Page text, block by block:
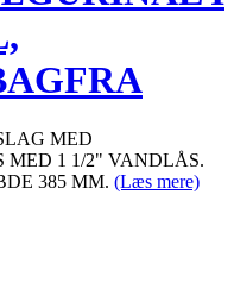
MED
MED 1 1/2" VANDLÅS.
385 MM. (Læs mere)